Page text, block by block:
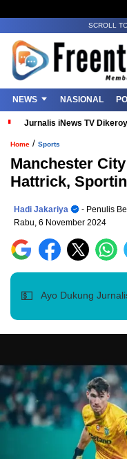
SCROLL
NEWS NASIONAL
Jurnalis iNews TV
Home / Sports
Manchester
Hattrick,
Hadi Jakariya
- Penulis
Rabu, 6 November 2024
💵 Ayo Dukung